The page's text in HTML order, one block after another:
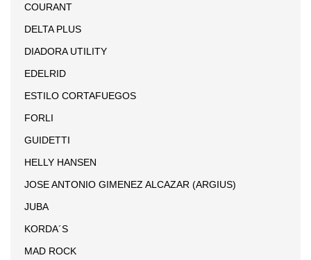
COURANT
DELTA PLUS
DIADORA UTILITY
EDELRID
ESTILO CORTAFUEGOS
FORLI
GUIDETTI
HELLY HANSEN
JOSE ANTONIO GIMENEZ ALCAZAR (ARGIUS)
JUBA
KORDA´S
MAD ROCK